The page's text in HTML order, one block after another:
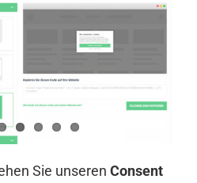
Sie unseren Consent